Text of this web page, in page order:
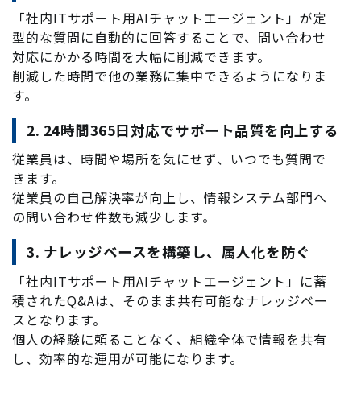
「社内ITサポート用AIチャットエージェント」が定
型的な質問に自動的に回答することで、問い合わせ
対応にかかる時間を大幅に削減できます。
削減した時間で他の業務に集中できるようになりま
す。
2. 24時間365日対応でサポート品質を向上する
従業員は、時間や場所を気にせず、いつでも質問で
きます。
従業員の自己解決率が向上し、情報システム部門へ
の問い合わせ件数も減少します。
3. ナレッジベースを構築し、属人化を防ぐ
「社内ITサポート用AIチャットエージェント」に蓄
積されたQ&Aは、そのまま共有可能なナレッジベー
スとなります。
個人の経験に頼ることなく、組織全体で情報を共有
し、効率的な運用が可能になります。